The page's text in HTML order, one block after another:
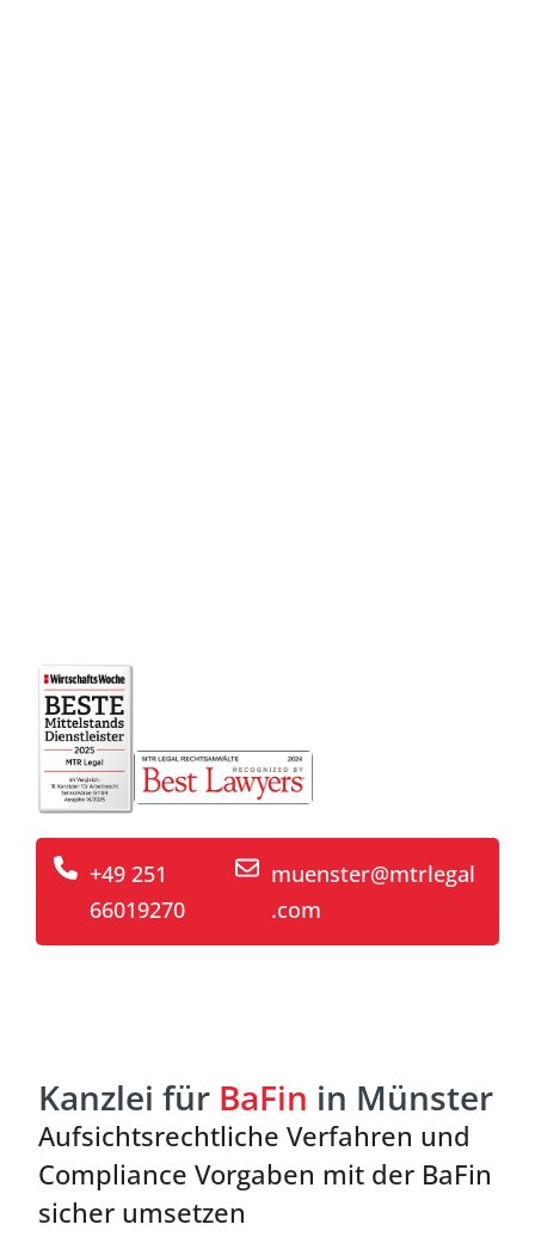
+49 251
66019270
muenster@mtrlegal
.com
Kanzlei für BaFin in Münster
Aufsichtsrechtliche Verfahren und
Compliance Vorgaben mit der BaFin
sicher umsetzen